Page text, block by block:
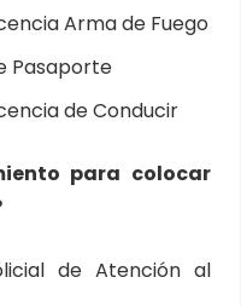
Arma de Fuego
Pasaporte
de Conducir
para colocar
de Atención al